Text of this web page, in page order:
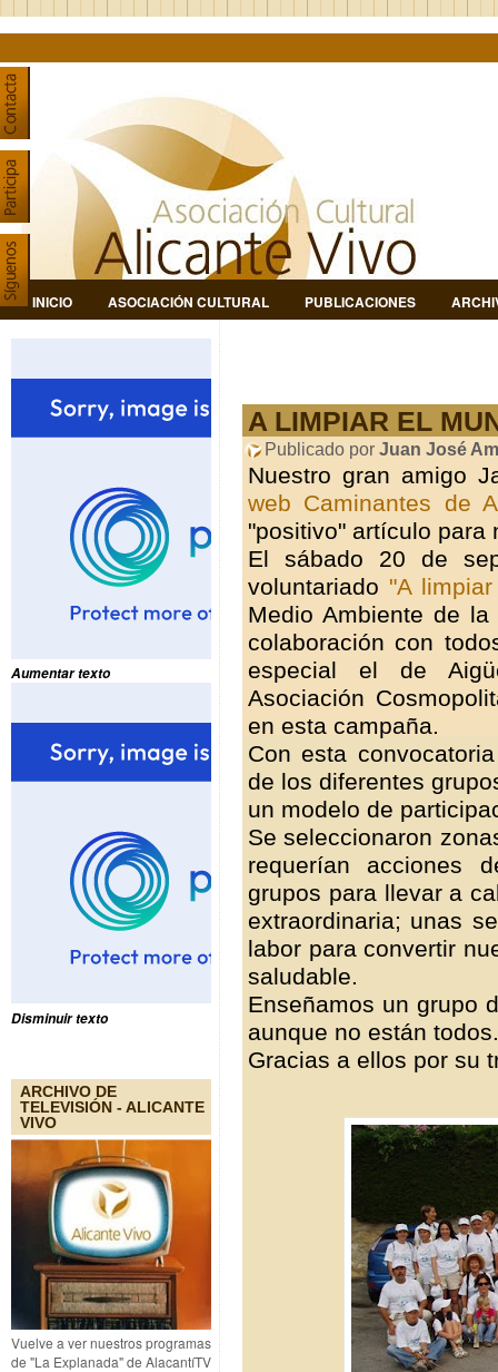
INICIO ASOCIACIÓN CULTURAL PUBLICACIONES
Aumentar texto
Disminuir texto
ARCHIVO DE
TELEVISIÓN - ALICANTE
VIVO
Vuelve a ver nuestros programas
de "La Explanada" de AlacantíTV
A LIMPIAR EL
Publicado por Juan José
Nuestro gran amigo
web Caminantes de
"positivo" artículo para
El sábado 20 de
voluntariado "A
Medio Ambiente de
colaboración con
especial el de
Asociación
en esta campaña.
Con esta
de los diferentes
un modelo de
Se seleccionaron
requerían acciones
grupos para llevar a
extraordinaria; unas
labor para convertir
saludable.
Enseñamos un grupo
aunque no están todos.
Gracias a ellos por su